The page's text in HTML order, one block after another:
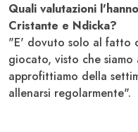
Quali valutazioni
Cristante e Ndicka?
"E' dovuto solo al fatto
giocato, visto che
approfittiamo della
allenarsi regolarmente".